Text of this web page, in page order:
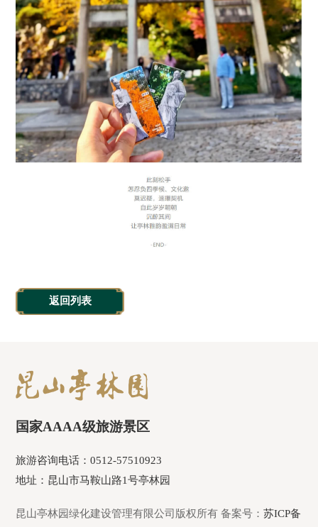
返回列表
国家AAAA级旅游景区
旅游咨询电话：0512-57510923
地址：昆山市马鞍山路1号亭林园
昆山亭林园绿化建设管理有限公司版权所有 备案号：苏ICP备